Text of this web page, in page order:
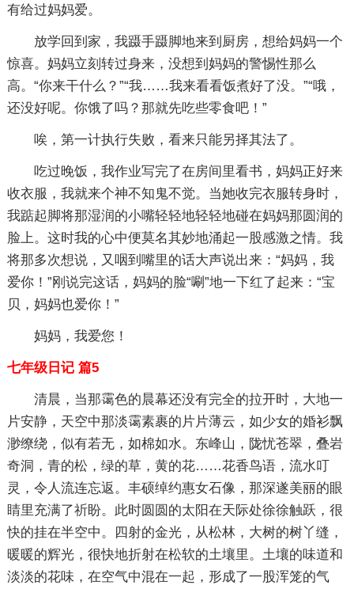
有给过妈妈爱。
放学回到家，我蹑手蹑脚地来到厨房，想给妈妈一个
惊喜。妈妈立刻转过身来，没想到妈妈的警惕性那么
高。“你来干什么？”“我……我来看看饭煮好了没。”“哦，
还没好呢。你饿了吗？那就先吃些零食吧！”
唉，第一计执行失败，看来只能另择其法了。
吃过晚饭，我作业写完了在房间里看书，妈妈正好来
收衣服，我就来个神不知鬼不觉。当她收完衣服转身时，
我踮起脚将那湿润的小嘴轻轻地轻轻地碰在妈妈那圆润的
脸上。这时我的心中便莫名其妙地涌起一股感激之情。我
将那多次想说，又咽到嘴里的话大声说出来：“妈妈，我
爱你！”刚说完这话，妈妈的脸“唰”地一下红了起来：“宝
贝，妈妈也爱你！”
妈妈，我爱您！
七年级日记 篇5
清晨，当那霭色的晨幕还没有完全的拉开时，大地一
片安静，天空中那淡霭素裹的片片薄云，如少女的婚衫飘
渺缭绕，似有若无，如棉如水。东峰山，陇忧苍翠，叠岩
奇洞，青的松，绿的草，黄的花……花香鸟语，流水叮
灵，令人流连忘返。丰硕绰约惠女石像，那深遂美丽的眼
睛里充满了祈盼。此时圆圆的太阳在天际处徐徐触跃，很
快的挂在半空中。四射的金光，从松林，大树的树丫缝，
暖暖的辉光，很快地折射在松软的土壤里。土壤的味道和
淡淡的花味，在空气中混在一起，形成了一股浑笼的气